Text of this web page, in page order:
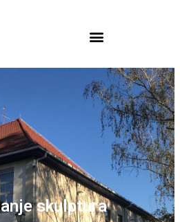
skulptura